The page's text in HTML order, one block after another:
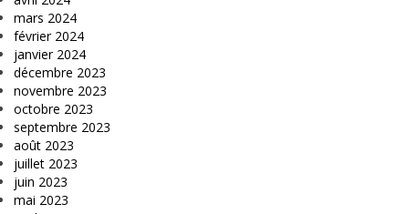
mars 2024
février 2024
janvier 2024
décembre 2023
novembre 2023
octobre 2023
septembre 2023
août 2023
juillet 2023
juin 2023
mai 2023